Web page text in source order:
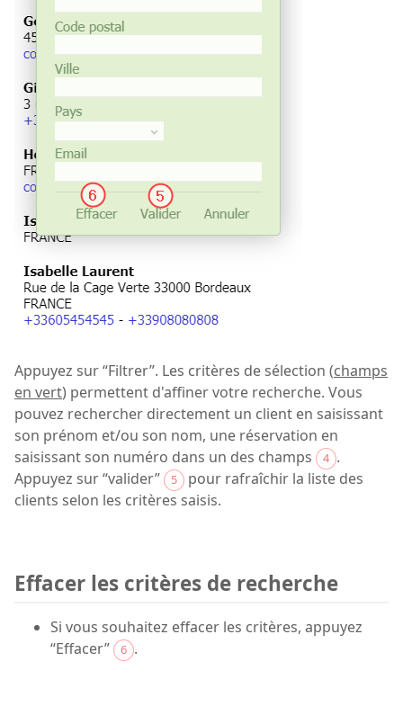
Appuyez sur “Filtrer”. Les critères de sélection (champs
en vert) permettent d'affiner votre recherche. Vous
pouvez rechercher directement un client en saisissant
son prénom et/ou son nom, une réservation en
saisissant son numéro dans un des champs
4 .
Appuyez sur “valider”
5
pour rafraîchir la liste des
clients selon les critères saisis.
Effacer les critères de recherche
Si vous souhaitez effacer les critères, appuyez
“Effacer”
6 .